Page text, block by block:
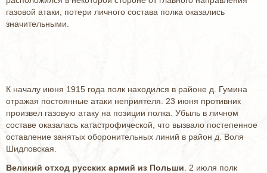
газовой атаки, потери личного состава полка оказались
значительными.
К началу июня 1915 года полк находился в районе д. Гумина
отражая постоянные атаки неприятеля. 23 июня противник
произвел газовую атаку на позиции полка. Убыль в личном
составе оказалась катастрофической, что вызвало постепенное
оставление занятых оборонительных линий в район д. Воля
Шидловская.
Великий отход русских армий из Польши . 2 июля полк